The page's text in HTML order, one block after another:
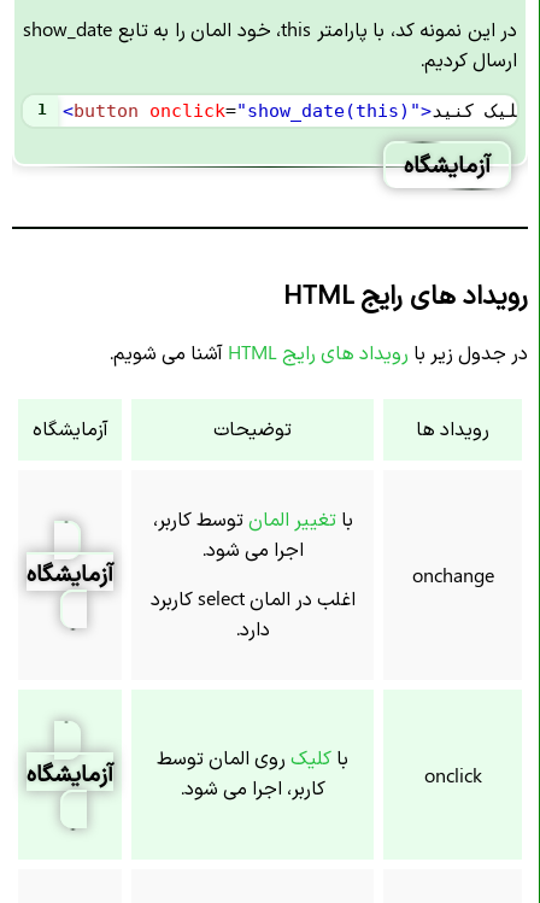
در این نمونه کد، با پارامتر this، خود المان را به تابع show_date
ارسال کردیم.
1 <button onclick="show_date(this)">کلیک کنید
آزمایشگاه
رویداد های رایج HTML
در جدول زیر با رویداد های رایج HTML آشنا می شویم.
رویداد ها توضیحات آزمایشگاه
onchange
باتغییر المانتوسط کاربر،
اجرا می شود.
اغلب در المان select کاربرد
دارد.
آزمایشگاه
onclick
با کلیک روی المان توسط
کاربر، اجرا می شود.
آزمایشگاه